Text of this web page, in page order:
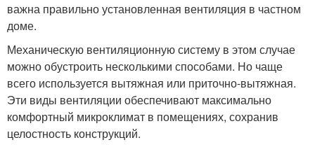
важна правильно установленная вентиляция в частном
доме.
Механическую вентиляционную систему в этом случае
можно обустроить несколькими способами. Но чаще
всего используется вытяжная или приточно-вытяжная.
Эти виды вентиляции обеспечивают максимально
комфортный микроклимат в помещениях, сохранив
целостность конструкций.